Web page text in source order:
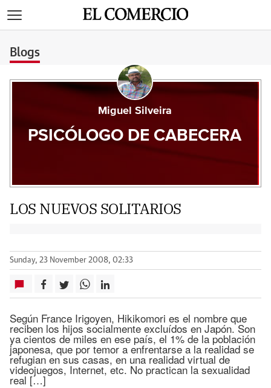
Blogs
Miguel Silveira
PSICÓLOGO DE CABECERA
LOS NUEVOS SOLITARIOS
Sunday, 23 November 2008, 02:33
Según France Irigoyen, Hikikomori es el nombre que
reciben los hijos socialmente excluídos en Japón. Son
ya cientos de miles en ese país, el 1% de la población
japonesa, que por temor a enfrentarse a la realidad se
refugian en sus casas, en una realidad virtual de
videojuegos, Internet, etc. No practican la sexualidad
real […]